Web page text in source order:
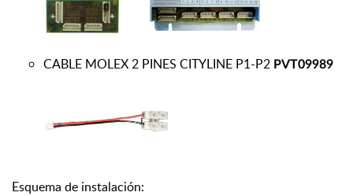
CABLE MOLEX 2 PINES CITYLINE P1-P2 PVT09989
Esquema de instalación: